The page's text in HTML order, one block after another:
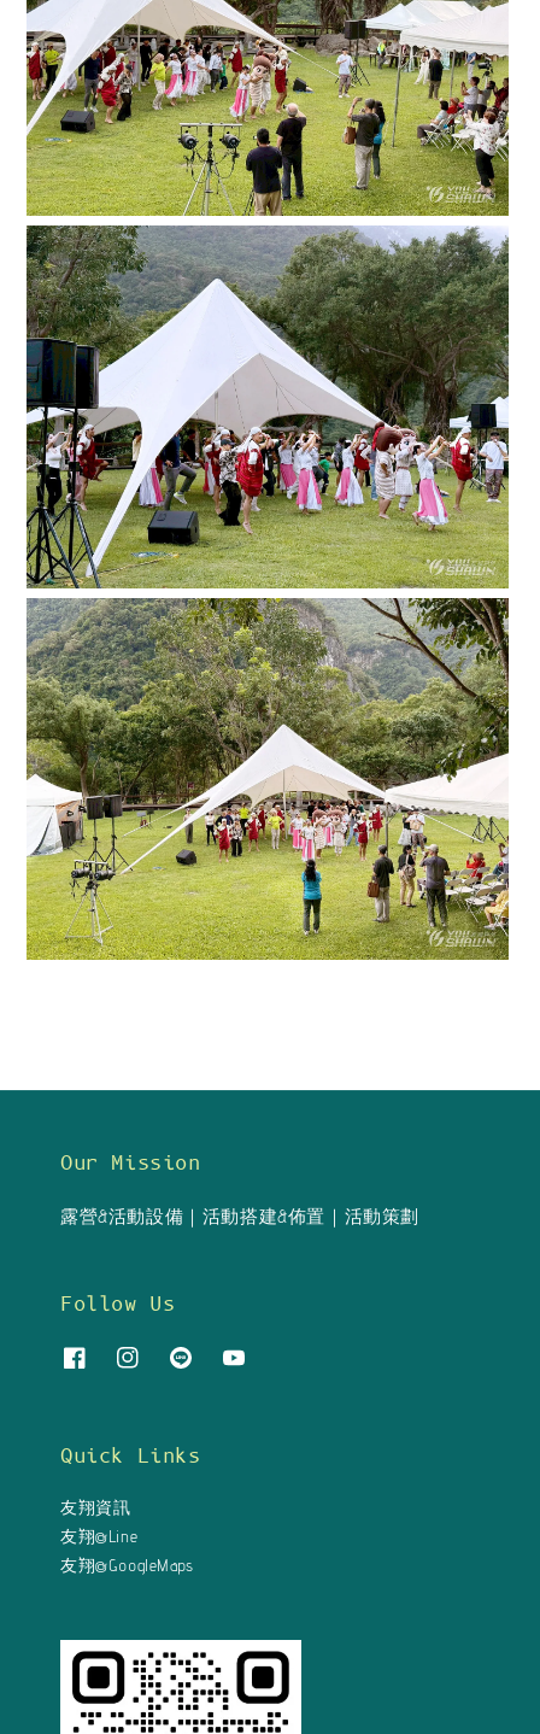
Our Mission
露營&活動設備｜活動搭建&佈置｜活動策劃
Follow Us
Quick Links
友翔資訊
友翔@Line
友翔@GoogleMaps